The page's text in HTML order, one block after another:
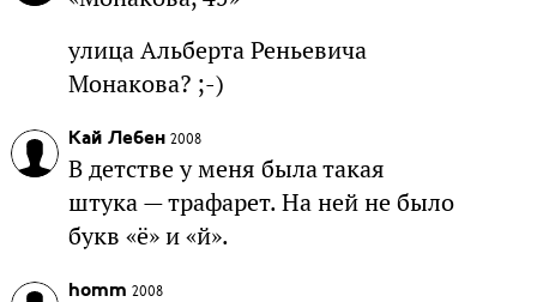
улица Альберта Реньевича
Монакова? ;-)
Кай Лебен 2008
В детстве у меня была такая
штука — трафарет. На ней не было
букв «ё» и «й».
homm 2008